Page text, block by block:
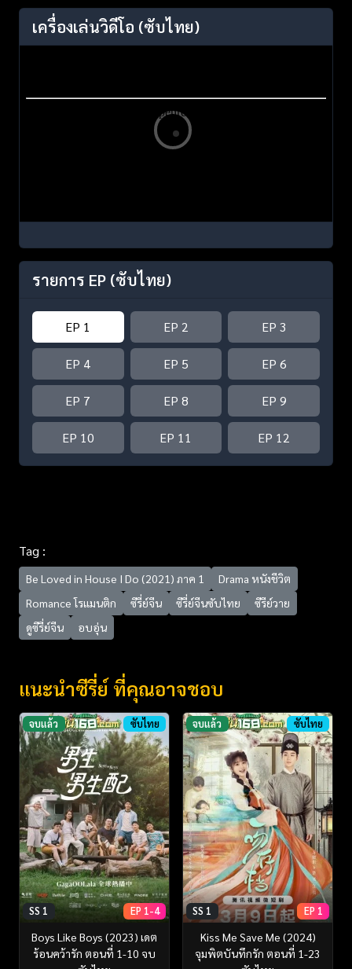
เครื่องเล่นวิดีโอ (ซับไทย)
รายการ EP (ซับไทย)
EP 1 EP 2 EP 3
EP 4 EP 5 EP 6
EP 7 EP 8 EP 9
EP 10 EP 11 EP 12
Tag :
Be Loved in House I Do (2021) ภาค 1
Drama หนังชีวิต
Romance โรแมนติก
ซีรี่ย์จีน ซีรี่ย์จีนซับไทย
ซีรีย์วาย
ดูซีรี่ย์จีน
อบอุ่น
แนะนำซีรี่ย์ ที่คุณอาจชอบ
จบแล้ว ซับไทย
SS 1 EP 1-4
Boys Like Boys (2023) เดต
ร้อนคว้ารัก ตอนที่ 1-10 จบ
จบแล้ว ซับไทย
SS 1 EP 1
Kiss Me Save Me (2024)
จุมพิตบันทึกรัก ตอนที่ 1-23